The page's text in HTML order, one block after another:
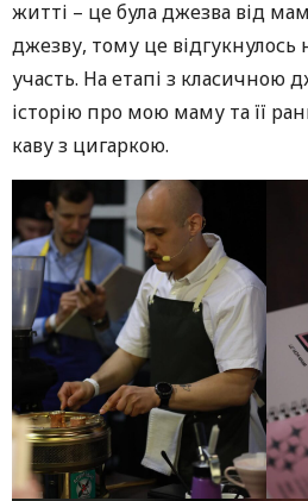
житті – це була джезва від
джезву, тому це відгукнулось
участь. На етапі з класичною
історію про мою маму та її
каву з цигаркою.